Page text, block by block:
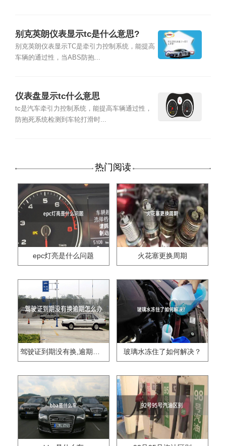
别克英朗仪表显示tc是什么意思?
别克英朗仪表显示TC是牵引力控制系统，能提高
车辆的通过性，当ABS防抱...
仪表盘显示tc什么意思
tc是汽车牵引力控制系统，能提高车辆通过性，
防抱死系统检测到车轮打滑时...
热门阅读
epc灯亮是什么问题 火花塞更换周期
驾驶证到期没有换,逾期怎么办?? 玻璃水冻住了如何解决？